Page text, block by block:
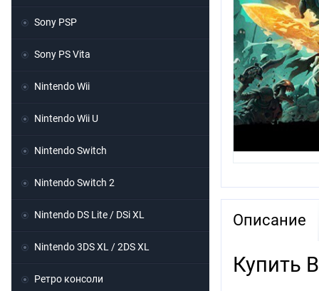
Описание
Купить
Sony PSP
Sony PS Vita
Nintendo Wii
Nintendo Wii U
Nintendo Switch
Nintendo Switch 2
Nintendo DS Lite / DSi XL
Nintendo 3DS XL / 2DS XL
Ретро консоли